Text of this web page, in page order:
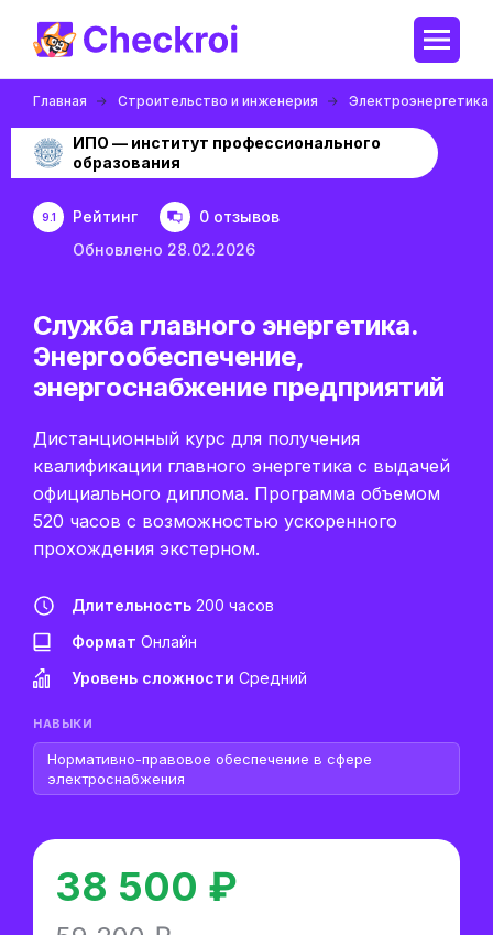
Главная Строительство и инженерия Электроэнергетика
ИПО — институт профессионального
образования
9.1 Рейтинг
0 отзывов
Обновлено 28.02.2026
Служба главного энергетика.
Энергообеспечение,
энергоснабжение предприятий
Дистанционный курс для получения
квалификации главного энергетика с выдачей
официального диплома. Программа объемом
520 часов с возможностью ускоренного
прохождения экстерном.
Длительность 200 часов
Формат Онлайн
Уровень сложности Средний
НАВЫКИ
Нормативно-правовое обеспечение в сфере
электроснабжения
38 500 ₽